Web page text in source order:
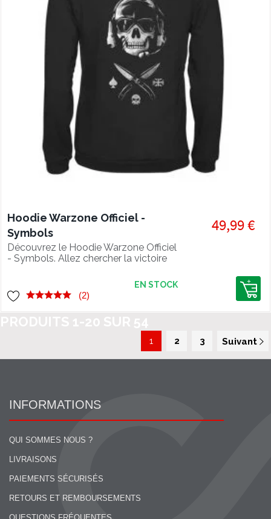
Hoodie Warzone Officiel -
Symbols
Découvrez le Hoodie Warzone Officiel
- Symbols. Allez chercher la victoire
49,99 €
(2)
EN STOCK
1 2 3 Suivant
INFORMATIONS
QUI SOMMES NOUS ?
LIVRAISONS
PAIEMENTS SÉCURISÉS
RETOURS ET REMBOURSEMENTS